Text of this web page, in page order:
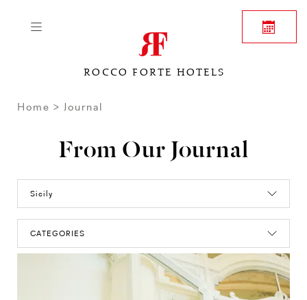
ROCCO FORTE HOTELS
Home Journal
From Our Journal
Sicily
CATEGORIES